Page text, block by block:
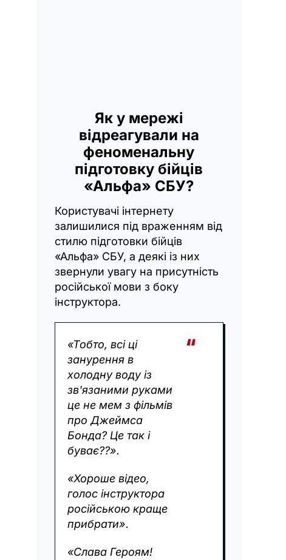
Як у мережі
відреагували на
феноменальну
підготовку бійців
«Альфа» СБУ?
Користувачі інтернету
залишилися під враженням від
стилю підготовки бійців
«Альфа» СБУ, а деякі із них
звернули увагу на присутність
російської мови з боку
інструктора.
«Тобто, всі ці
занурення в
холодну воду із
зв'язаними руками
це не мем з фільмів
про Джеймса
Бонда? Це так і
буває??».
«Хороше відео,
голос інструктора
російською краще
прибрати».
«Слава Героям!